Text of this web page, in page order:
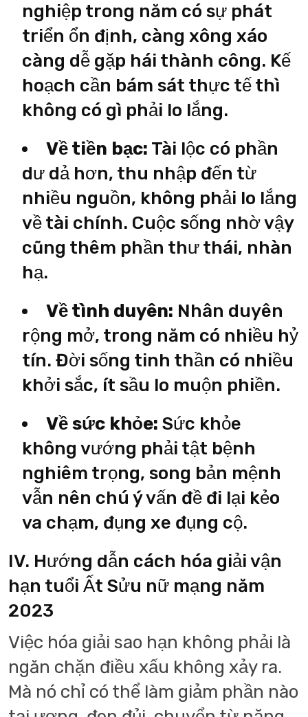
nghiệp trong năm có sự phát
triển ổn định, càng xông xáo
càng dễ gặp hái thành công. Kế
hoạch cần bám sát thực tế thì
không có gì phải lo lắng.
Về tiền bạc: Tài lộc có phần
dư dả hơn, thu nhập đến từ
nhiều nguồn, không phải lo lắng
về tài chính. Cuộc sống nhờ vậy
cũng thêm phần thư thái, nhàn
hạ.
Về tình duyên: Nhân duyên
rộng mở, trong năm có nhiều hỷ
tín. Đời sống tinh thần có nhiều
khởi sắc, ít sầu lo muộn phiền.
Về sức khỏe: Sức khỏe
không vướng phải tật bệnh
nghiêm trọng, song bản mệnh
vẫn nên chú ý vấn đề đi lại kẻo
va chạm, đụng xe đụng cộ.
IV. Hướng dẫn cách hóa giải vận
hạn tuổi Ất Sửu nữ mạng năm
2023
Việc hóa giải sao hạn không phải là
ngăn chặn điều xấu không xảy ra.
Mà nó chỉ có thể làm giảm phần nào